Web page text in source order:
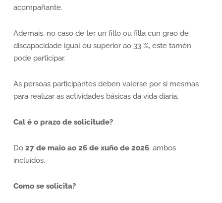
acompañante.
Ademais, no caso de ter un fillo ou filla cun grao de
discapacidade igual ou superior ao 33 %, este tamén
pode participar.
As persoas participantes deben valerse por si mesmas
para realizar as actividades básicas da vida diaria.
Cal é o prazo de solicitude?
Do 27 de maio ao 26 de xuño de 2026, ambos
incluídos.
Como se solicita?